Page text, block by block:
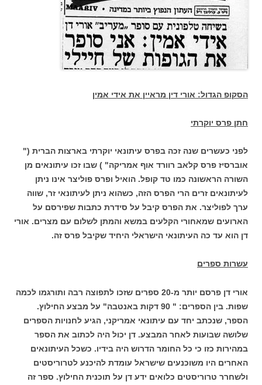
הסקופ הגדול: אורי דין מראיין את אידי אמין
חתן פרס יוקרתי
לפני כעשרים שנה זכה בפרס עיתונאי יוקרתי בארצות הברית ("
אוברסיז פרס קלאב רוורד אוף אמריקה" ) שבו זכו עיתונאים מן
השורה הראשונה כמו טד קופל. הואיל ופרס פוליצר אינו ניתן
לעיתונאים זרים הרי הפרס הזה, כשהוא ניתן לעיתונאי זר, שווה
ערך לפוליצר. את הפרס קיבל על סידרת כתבות שפירסם על
הארועים שמאחורי הקלעים במשא והמתן לשלום עם מצרים. אורי
דן הוא עד כה העיתונאי הישראלי היחיד שקיבל פרס זה.
עשרות ספרים
אורי דן פרסם יותר מ-20 ספרים שזכו לתפוצה רבה ותורגמו לכמה
שפות. בין הספרים: " 90 דקות באנטבה" על מבצע החילוץ.
הספר, שנכתב יחד עם עיתונאי אמריקני, הגיע לחנויות הספרים
שלושה שבועות לאחר המבצע. דן יכול היה לכתוב את הספר
במהירות כזו כי כל החומר הדרוש היה בידיו. כשכל העיתונאים
האחרים היו משוכנעים שישראל עומדת להיכנע לטרוריסטים
ולשחרר טרוריסטים כלואים ידע דן על תוכנית החילוץ. ספר זה